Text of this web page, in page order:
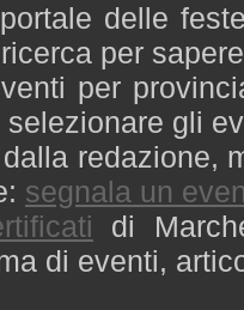
delle
per
per
gli
redazione,
segnala un
di
di eventi,